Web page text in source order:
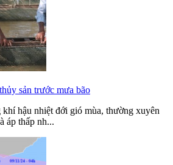
sản trước mưa bão
hậu nhiệt đới gió mùa, thường xuyên
áp thấp nh...